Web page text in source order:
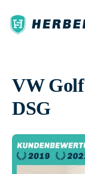
VW
DSG